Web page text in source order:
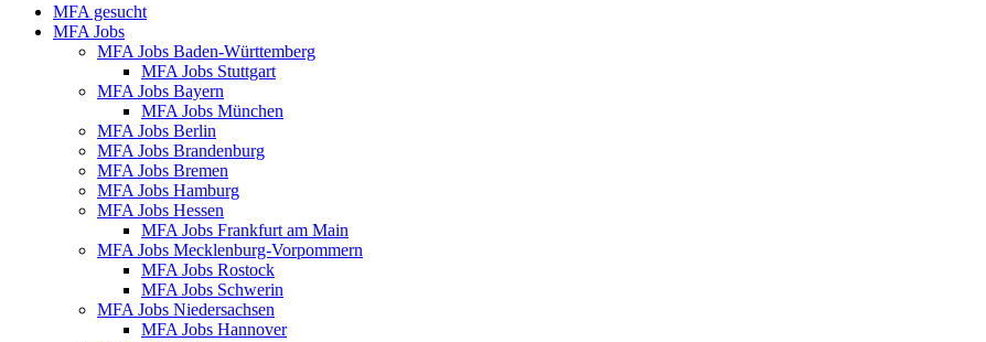
MFA gesucht
MFA Jobs
MFA Jobs Baden-Württemberg
MFA Jobs Stuttgart
MFA Jobs Bayern
MFA Jobs München
MFA Jobs Berlin
MFA Jobs Brandenburg
MFA Jobs Bremen
MFA Jobs Hamburg
MFA Jobs Hessen
MFA Jobs Frankfurt am Main
MFA Jobs Mecklenburg-Vorpommern
MFA Jobs Rostock
MFA Jobs Schwerin
MFA Jobs Niedersachsen
MFA Jobs Hannover